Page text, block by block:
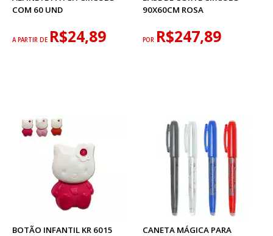
COM 60 UND
A PARTIR DE R$24,89
90X60CM ROSA
POR R$247,89
BOTÃO INFANTIL KR 6015
CANETA MÁGICA PARA